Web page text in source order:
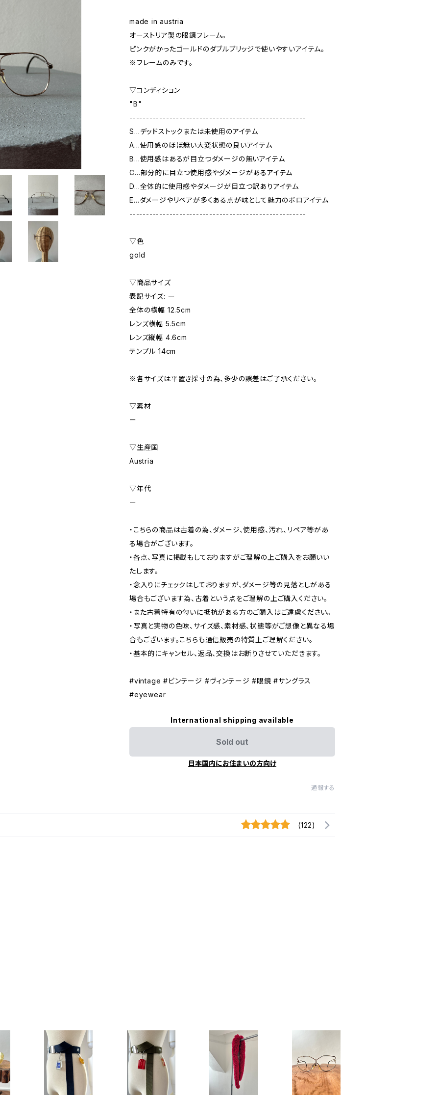
made in austria
オーストリア製の眼鏡フレーム。
ピンクがかったゴールドのダブルブリッジで使いやすいアイテム。
※フレームのみです。
▽コンディション
"B"
-----------------------------------------------------
S…デッドストックまたは未使用のアイテム
A…使用感のほぼ無い大変状態の良いアイテム
B…使用感はあるが目立つダメージの無いアイテム
C…部分的に目立つ使用感やダメージがあるアイテム
D…全体的に使用感やダメージが目立つ訳ありアイテム
E…ダメージやリペアが多くある点が味として魅力のボロアイテム
-----------------------------------------------------
▽色
gold
▽商品サイズ
表記サイズ: ー
全体の横幅 12.5cm
レンズ横幅 5.5cm
レンズ縦幅 4.6cm
テンプル 14cm
※各サイズは平置き採寸の為、多少の誤差はご了承ください。
▽素材
ー
▽生産国
Austria
▽年代
ー
・こちらの商品は古着の為、ダメージ、使用感、汚れ、リペア等があ
る場合がございます。
・各点、写真に掲載もしておりますがご理解の上ご購入をお願いい
たします。
・念入りにチェックはしておりますが、ダメージ等の見落としがある
場合もございます為、古着という点をご理解の上ご購入ください。
・また古着特有の匂いに抵抗がある方のご購入はご遠慮ください。
・写真と実物の色味、サイズ感、素材感、状態等がご想像と異なる場
合もございます。こちらも通信販売の特質上ご理解ください。
・基本的にキャンセル、返品、交換はお断りさせていただきます。
#vintage #ビンテージ #ヴィンテージ #眼鏡 #サングラス
#eyewear
International shipping available
Sold out
日本国内にお住まいの方向け
通報する
(122)